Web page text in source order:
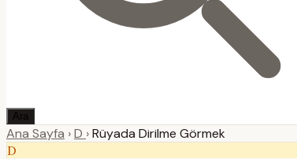
Ara
Ana Sayfa ›D ›Rüyada Dirilme Görmek
D